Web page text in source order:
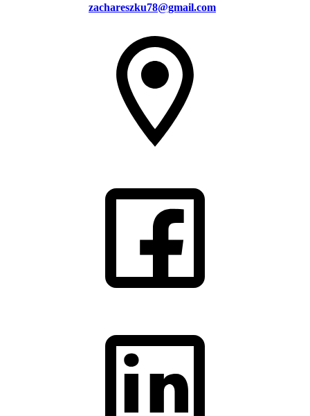
zachareszku78@gmail.com